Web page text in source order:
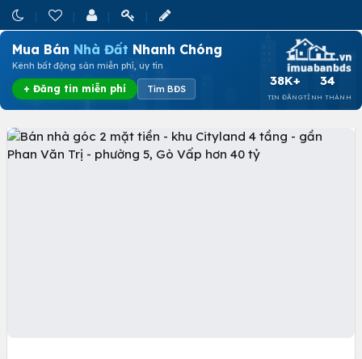
Mua Bán Nhà Đất Nhanh Chóng
Kênh bất động sản miễn phí, uy tín
+ Đăng tin miễn phí Tìm BĐS
38K+
TIN ĐĂNG
34
TỈNH THÀNH